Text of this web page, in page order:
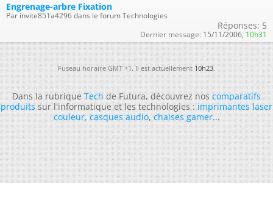
Engrenage-arbre Fixation
Par invite851a4296 dans le forum Technologies
Réponses: 5
Dernier message: 15/11/2006, 10h31
Fuseau horaire GMT +1. Il est actuellement10h23.
Dans la rubriqueTechde Futura, découvrez noscomparatifs
produitssur l'informatique et les technologies :imprimantes laser
couleur,casques audio,chaises gamer...